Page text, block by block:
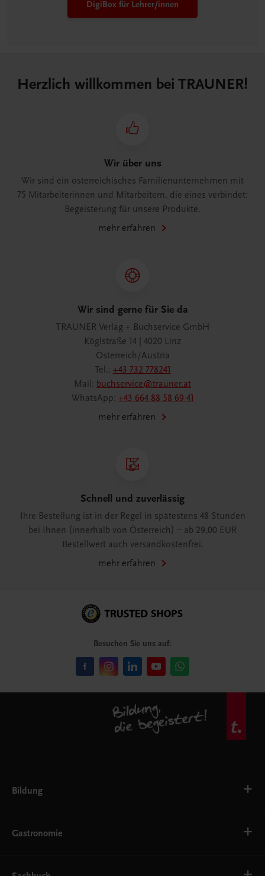
DigiBox für Lehrer/innen
Herzlich willkommen bei TRAUNER!
Wir über uns
Wir sind ein österreichisches Familienunternehmen mit
75 Mitarbeiterinnen und Mitarbeitern, die eines verbindet:
Begeisterung für unsere Produkte.
mehr erfahren
Wir sind gerne für Sie da
TRAUNER Verlag + Buchservice GmbH
Köglstraße 14 | 4020 Linz
Österreich/Austria
Tel.: +43 732 778241
Mail: buchservice@trauner.at
WhatsApp: +43 664 88 58 69 41
mehr erfahren
Schnell und zuverlässig
Ihre Bestellung ist in der Regel in spätestens 48 Stunden
bei Ihnen (innerhalb von Österreich) – ab 29,00 EUR
Bestellwert auch versandkostenfrei.
mehr erfahren
Besuchen Sie uns auf:
Bildung
AHS
EWF/ZWF
Gastronomie